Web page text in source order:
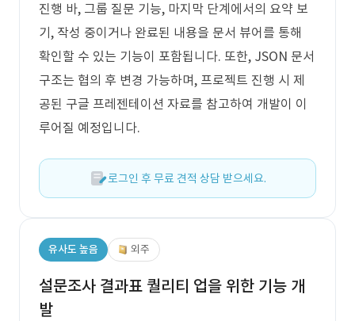
진행 바, 그룹 질문 기능, 마지막 단계에서의 요약 보
기, 작성 중이거나 완료된 내용을 문서 뷰어를 통해
확인할 수 있는 기능이 포함됩니다. 또한, JSON 문서
구조는 협의 후 변경 가능하며, 프로젝트 진행 시 제
공된 구글 프레젠테이션 자료를 참고하여 개발이 이
루어질 예정입니다.
로그인 후 무료 견적 상담 받으세요.
유사도 높음 외주
설문조사 결과표 퀄리티 업을 위한 기능 개
발